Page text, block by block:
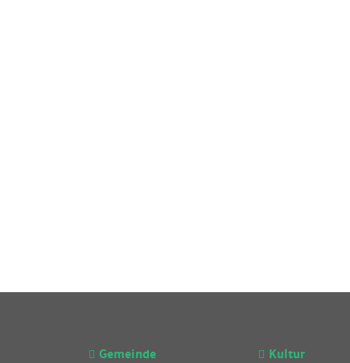
Gemeinde
Kultur